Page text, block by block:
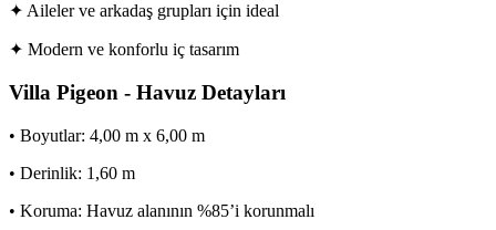
✦ Aileler ve arkadaş grupları için ideal
✦ Modern ve konforlu iç tasarım
Villa Pigeon - Havuz Detayları
• Boyutlar: 4,00 m x 6,00 m
• Derinlik: 1,60 m
• Koruma: Havuz alanının %85’i korunmalı